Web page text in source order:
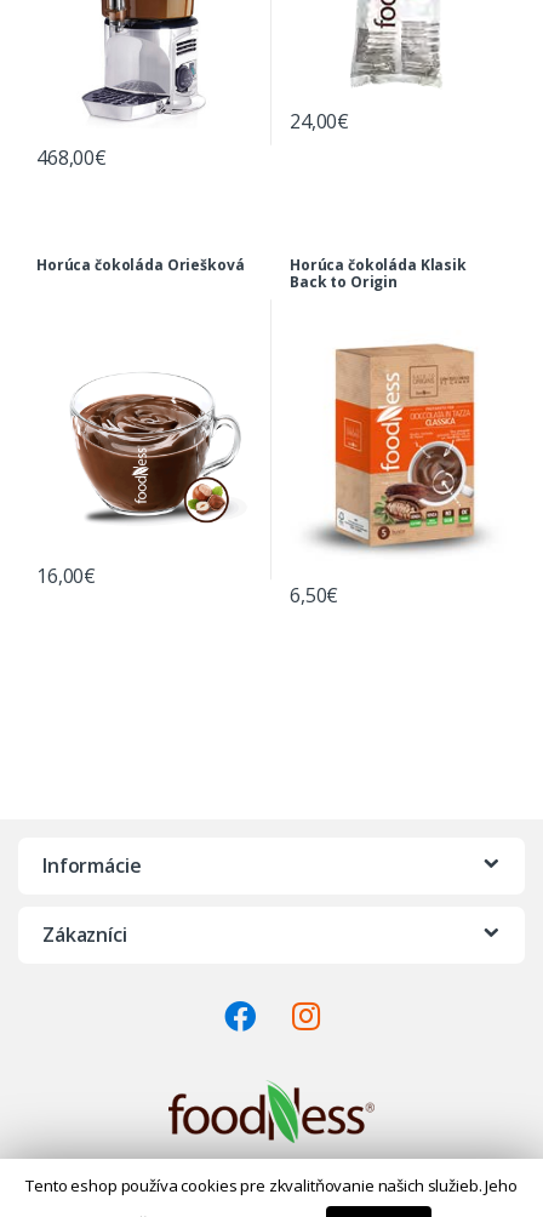
468,00€
24,00€
Horúca čokoláda Oriešková
16,00€
Horúca čokoláda Klasik
Back to Origin
6,50€
Informácie
Zákazníci
Kontaktujte nás na čísle
Tento eshop používa cookies pre zkvalitňovanie našich služieb. Jeho